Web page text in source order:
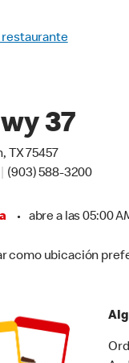
restaurante
37
TX 75457
(903) 588-3200
• abre a las 05:00
como ubicación